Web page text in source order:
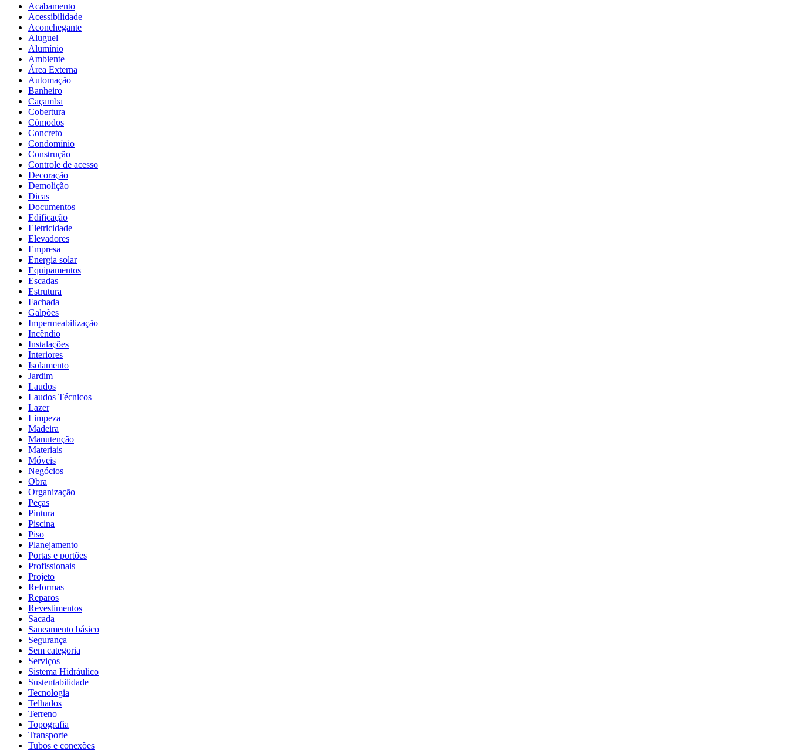
Acabamento
Acessibilidade
Aconchegante
Aluguel
Alumínio
Ambiente
Área Externa
Automação
Banheiro
Caçamba
Cobertura
Cômodos
Concreto
Condomínio
Construção
Controle de acesso
Decoração
Demolição
Dicas
Documentos
Edificação
Eletricidade
Elevadores
Empresa
Energia solar
Equipamentos
Escadas
Estrutura
Fachada
Galpões
Impermeabilização
Incêndio
Instalações
Interiores
Isolamento
Jardim
Laudos
Laudos Técnicos
Lazer
Limpeza
Madeira
Manutenção
Materiais
Móveis
Negócios
Obra
Organização
Peças
Pintura
Piscina
Piso
Planejamento
Portas e portões
Profissionais
Projeto
Reformas
Reparos
Revestimentos
Sacada
Saneamento básico
Segurança
Sem categoria
Serviços
Sistema Hidráulico
Sustentabilidade
Tecnologia
Telhados
Terreno
Topografia
Transporte
Tubos e conexões